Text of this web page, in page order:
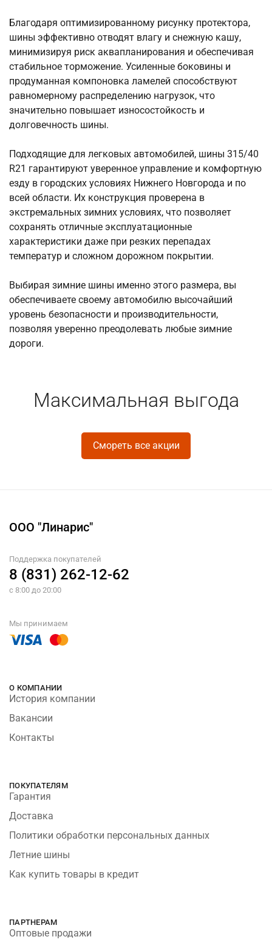
Благодаря оптимизированному рисунку протектора,
шины эффективно отводят влагу и снежную кашу,
минимизируя риск аквапланирования и обеспечивая
стабильное торможение. Усиленные боковины и
продуманная компоновка ламелей способствуют
равномерному распределению нагрузок, что
значительно повышает износостойкость и
долговечность шины.
Подходящие для легковых автомобилей, шины 315/40
R21 гарантируют уверенное управление и комфортную
езду в городских условиях Нижнего Новгорода и по
всей области. Их конструкция проверена в
экстремальных зимних условиях, что позволяет
сохранять отличные эксплуатационные
характеристики даже при резких перепадах
температур и сложном дорожном покрытии.
Выбирая зимние шины именно этого размера, вы
обеспечиваете своему автомобилю высочайший
уровень безопасности и производительности,
позволяя уверенно преодолевать любые зимние
дороги.
Максимальная выгода
Смореть все акции
ООО "Линарис"
Поддержка покупателей
8 (831) 262-12-62
с 8:00 до 20:00
Мы принимаем
О КОМПАНИИ
История компании
Вакансии
Контакты
ПОКУПАТЕЛЯМ
Гарантия
Доставка
Политики обработки персональных данных
Летние шины
Как купить товары в кредит
ПАРТНЕРАМ
Оптовые продажи